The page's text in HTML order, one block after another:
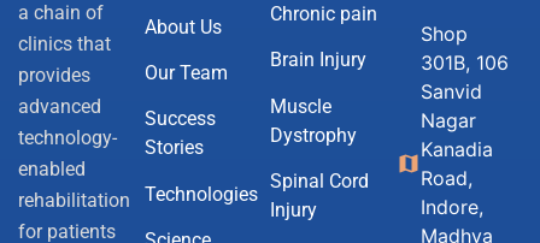
a chain of
clinics that
provides
advanced
technology-
enabled
rehabilitation
for patients
About Us
Our Team
Success
Stories
Technologies
Chronic pain
Brain Injury
Muscle
Dystrophy
Spinal Cord
Injury
map
Shop
301B, 106
Sanvid
Nagar
Kanadia
Road,
Indore,
Madhya